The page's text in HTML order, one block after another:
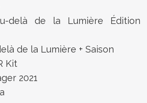
delà de la Lumière Édition
de la Lumière + Saison
Kit
2021